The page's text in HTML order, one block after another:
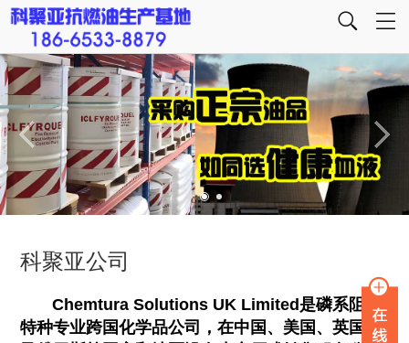
科聚亚公司
Chemtura Solutions UK Limited是磷系阻燃
特种专业跨国化学品公司，在中国、美国、英国以